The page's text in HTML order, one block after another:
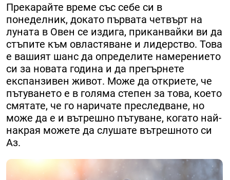
Прекарайте време със себе си в
понеделник, докато първата четвърт на
луната в Овен се издига, приканвайки ви да
стъпите към овластяване и лидерство. Това
е вашият шанс да определите намерението
си за новата година и да прегърнете
експанзивен живот. Може да откриете, че
пътуването е в голяма степен за това, което
смятате, че го наричате преследване, но
може да е и вътрешно пътуване, когато най-
накрая можете да слушате вътрешното си
Аз.